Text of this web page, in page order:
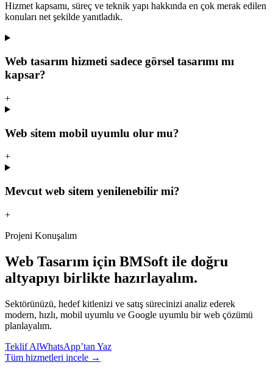
Hizmet kapsamı, süreç ve teknik yapı hakkında en çok merak edilen
konuları net şekilde yanıtladık.
Web tasarım hizmeti sadece görsel tasarımı mı
kapsar?
+
Web sitem mobil uyumlu olur mu?
+
Mevcut web sitem yenilenebilir mi?
+
Projeni Konuşalım
Web Tasarım için BMSoft ile doğru
altyapıyı birlikte hazırlayalım.
Sektörünüzü, hedef kitlenizi ve satış sürecinizi analiz ederek
modern, hızlı, mobil uyumlu ve Google uyumlu bir web çözümü
planlayalım.
Teklif AlWhatsApp’tan Yaz
Tüm hizmetleri incele →